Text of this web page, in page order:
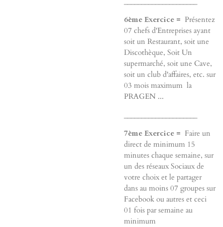
6ème Exercice = Présentez
07 chefs d'Entreprises ayant
soit un Restaurant, soit une
Discothèque, Soit Un
supermarché, soit une Cave,
soit un club d'affaires, etc. sur
03 mois maximum la
PRAGEN ...
7ème Exercice = Faire un
direct de minimum 15
minutes chaque semaine, sur
un des réseaux Sociaux de
votre choix et le partager
dans au moins 07 groupes sur
Facebook ou autres et ceci
01 fois par semaine au
minimum